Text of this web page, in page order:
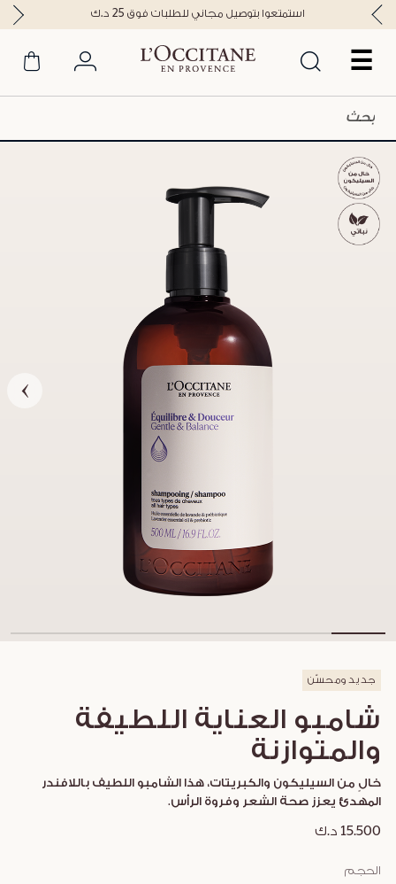
☰
استمتعوا بتوصيل مجاني للطلبات فوق 25 د.ك
جديد ومحسّن
شامبو العناية اللطيفة
والمتوازنة
خالٍ من السيليكون والكبريتات، هذا الشامبو اللطيف باللافندر
المهدئ يعزز صحة الشعر وفروة الرأس.
15.500 د.ك
الحجم